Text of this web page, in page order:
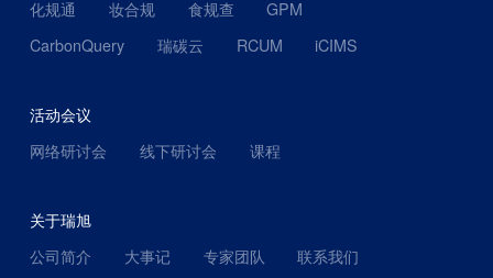
化规通
妆合规 食规查
GPM
CarbonQuery
瑞碳云 RCUM iCIMS
活动会议
网络研讨会
线下研讨会 课程
关于瑞旭
公司简介
大事记 专家团队 联系我们